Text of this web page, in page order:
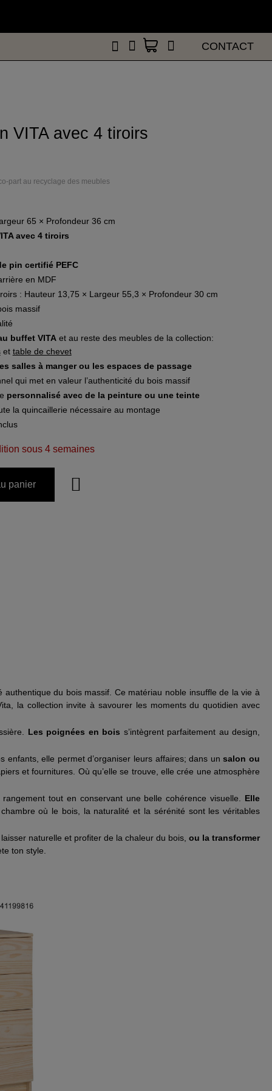
CONTACT
VITA avec 4 tiroirs
part au recyclage des meubles
65 × Profondeur 36 cm
avec 4 tiroirs
pin certifié PEFC
en MDF
: Hauteur 13,75 × Largeur 55,3 × Profondeur 30 cm
massif
buffet VITAet au reste des meubles de la collection:
et table de chevet
salles à manger ou les espaces de passage
qui met en valeur l’authenticité du bois massif
personnalisé avec de la peinture ou une teinte
la quincaillerie nécessaire au montage
sous 4 semaines
panier
du bois massif. Ce matériau noble insuffle de la vie à
la collection invite à savourer les moments du quotidien avec
Les poignées en bois s’intègrent parfaitement au design,
enfants, elle permet d’organiser leurs affaires; dans unsalon ou
et fournitures. Où qu’elle se trouve, elle crée une atmosphère
tout en conservant une belle cohérence visuelle. Elle
où le bois, la naturalité et la sérénité sont les véritables
naturelle et profiter de la chaleur du bois, ou la transformer
ton style.